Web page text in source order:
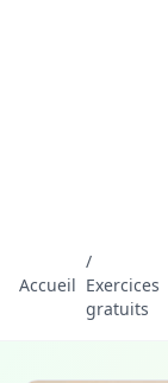
Accueil
/
Exercices
gratuits